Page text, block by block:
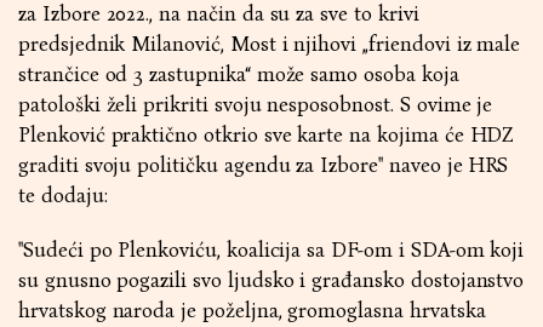
za Izbore 2022., na način da su za sve to krivi
predsjednik Milanović, Most i njihovi „friendovi iz male
strančice od 3 zastupnika“ može samo osoba koja
patološki želi prikriti svoju nesposobnost. S ovime je
Plenković praktično otkrio sve karte na kojima će HDZ
graditi svoju političku agendu za Izbore'' naveo je HRS
te dodaju:
''Sudeći po Plenkoviću, koalicija sa DF-om i SDA-om koji
su gnusno pogazili svo ljudsko i građansko dostojanstvo
hrvatskog naroda je poželjna, gromoglasna hrvatska